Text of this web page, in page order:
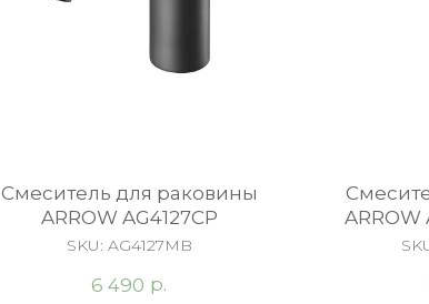
Смеситель для раковины
ARROW AG4127CP
SKU: AG4127MB
6 490 р.
ARROW